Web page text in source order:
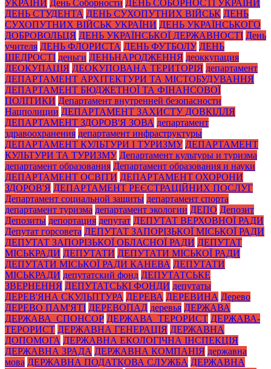
УКРАЇНИ День Соборности ДЕНЬ СОБОРНОСТІ УКРАЇНИ
ДЕНЬ СТУДЕНТА ДЕНЬ СУХОПУТНИХ ВІЙСЬК ДЕНЬ
СУХОПУТНИХ ВІЙСЬК УКРАЇНИ ДЕНЬ УКРАЇНСЬКОГО
ДОБРОВОЛЬЦЯ ДЕНЬ УКРАЇНСЬКОЇ ДЕРЖАВНОСТІ День
учителя ДЕНЬ ФЛОРИСТА ДЕНЬ ФУТБОЛУ ДЕНЬ
ЩЕДРОСТІ деньги ДЕНЬНАРОДЖЕННЯ деоккупация
ДЕОКУПАЦІЯ ДЕОКУПОВАНА ТЕРИТОРІЯ департамент
ДЕПАРТАМЕНТ АРХІТЕКТУРИ ТА МІСТОБУДУВАННЯ
ДЕПАРТАМЕНТ БЮДЖЕТНОЇ ТА ФІНАНСОВОЇ
ПОЛІТИКИ Департамент внутренней безопасности
Нацполиции ДЕПАРТАМЕНТ ЗАХИСТУ ДОВКІЛЛЯ
ДЕПАРТАМЕНТ ЗДОРОВ'Я ЗОВА департамент
здравоохранения департамент инфраструктуры
ДЕПАРТАМЕНТ КУЛЬТУРИ І ТУРИЗМУ ДЕПАРТАМЕНТ
КУЛЬТУРИ ТА ТУРИЗМУ Департамент культуры и туризма
департамент образования Департамент образования и науки
ДЕПАРТАМЕНТ ОСВІТИ ДЕПАРТАМЕНТ ОХОРОНИ
ЗДОРОВ'Я ДЕПАРТАМЕНТ РЕЄСТРАЦІЙНИХ ПОСЛУГ
Департамент социальной защиты департамент спорта
департамент туризма департамент экологии ДЕПО Депозит
Депозиты депортация депутат ДЕПУТАТ ВЕРХОВНОЇ РАДИ
Депутат горсовета ДЕПУТАТ ЗАПОРІЗЬКОЇ МІСЬКОЇ РАДИ
ДЕПУТАТ ЗАПОРІЗЬКОЇ ОБЛАСНОЇ РАДИ ДЕПУТАТ
МІСЬКРАДИ ДЕПУТАТИ ДЕПУТАТИ МІСЬКОЇ РАДИ
ДЕПУТАТИ МІСЬКОЇ РАДИ КАНЕВА ДЕПУТАТИ
МІСЬКРАДИ депутатский фонд ДЕПУТАТСЬКЕ
ЗВЕРНЕННЯ ДЕПУТАТСЬКІ ФОНДИ депутаты
ДЕРЕВ'ЯНА СКУЛЬПТУРА ДЕРЕВА ДЕРЕВИНА Дерево
ДЕРЕВО ПАМ'ЯТІ ДЕРЕВОПАД деревья ДЕРЖАВА
ДЕРЖАВА_СПОНСОР ДЕРЖАВА_ТЕРОРИСТ ДЕРЖАВА-
ТЕРОРИСТ ДЕРЖАВНА ГЕНЕРАЦІЯ ДЕРЖАВНА
ДОПОМОГА ДЕРЖАВНА ЕКОЛОГІЧНА ІНСПЕКЦІЯ
ДЕРЖАВНА ЗРАДА ДЕРЖАВНА КОМПАНІЯ державна
мова ДЕРЖАВНА ПОДАТКОВА СЛУЖБА ДЕРЖАВНА